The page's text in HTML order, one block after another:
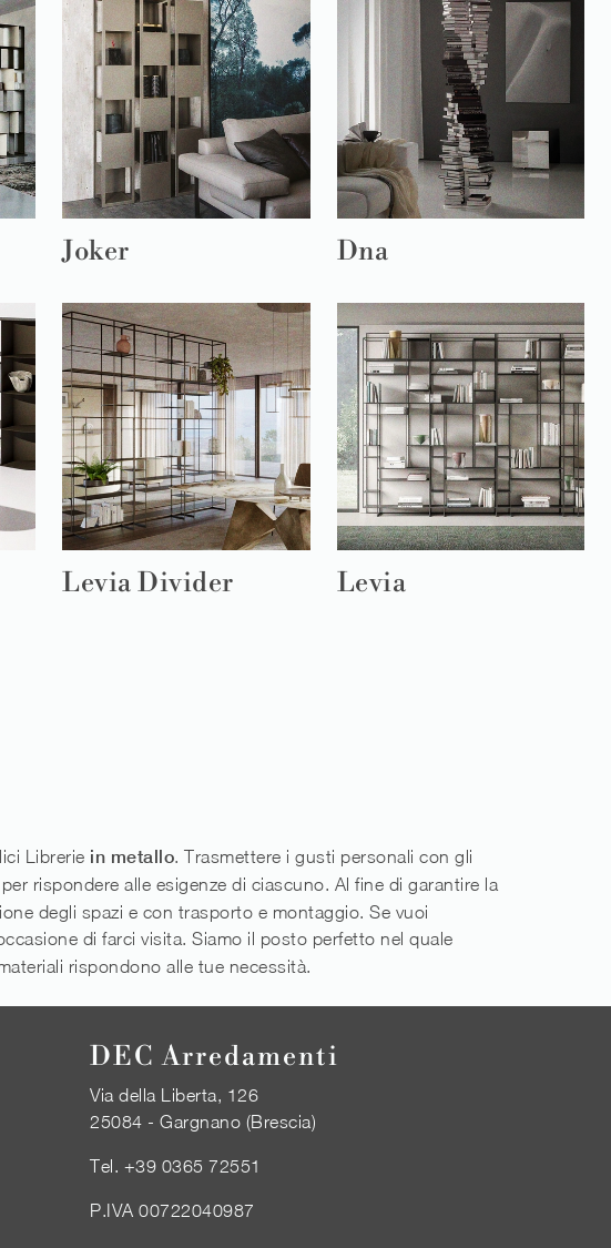
Joker Dna
Levia Divider Levia
Librerie in metallo. Trasmettere i gusti personali con gli
rispondere alle esigenze di ciascuno. Al fine di garantire la
degli spazi e con trasporto e montaggio. Se vuoi
di farci visita. Siamo il posto perfetto nel quale
rispondono alle tue necessità.
DEC Arredamenti
Via della Liberta, 126
25084 - Gargnano (Brescia)
Tel. +39 0365 72551
P.IVA 00722040987